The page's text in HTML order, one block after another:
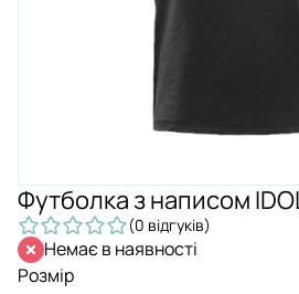
Футболка з написом
(0 відгуків)
Немає в наявності
Розмір